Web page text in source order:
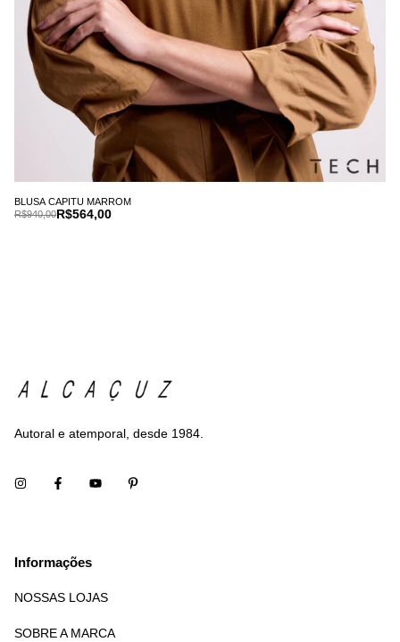
BLUSA CAPITU MARROM
R$564,00
R$940,00
Autoral e atemporal, desde 1984.
Informações
NOSSAS LOJAS
SOBRE A MARCA